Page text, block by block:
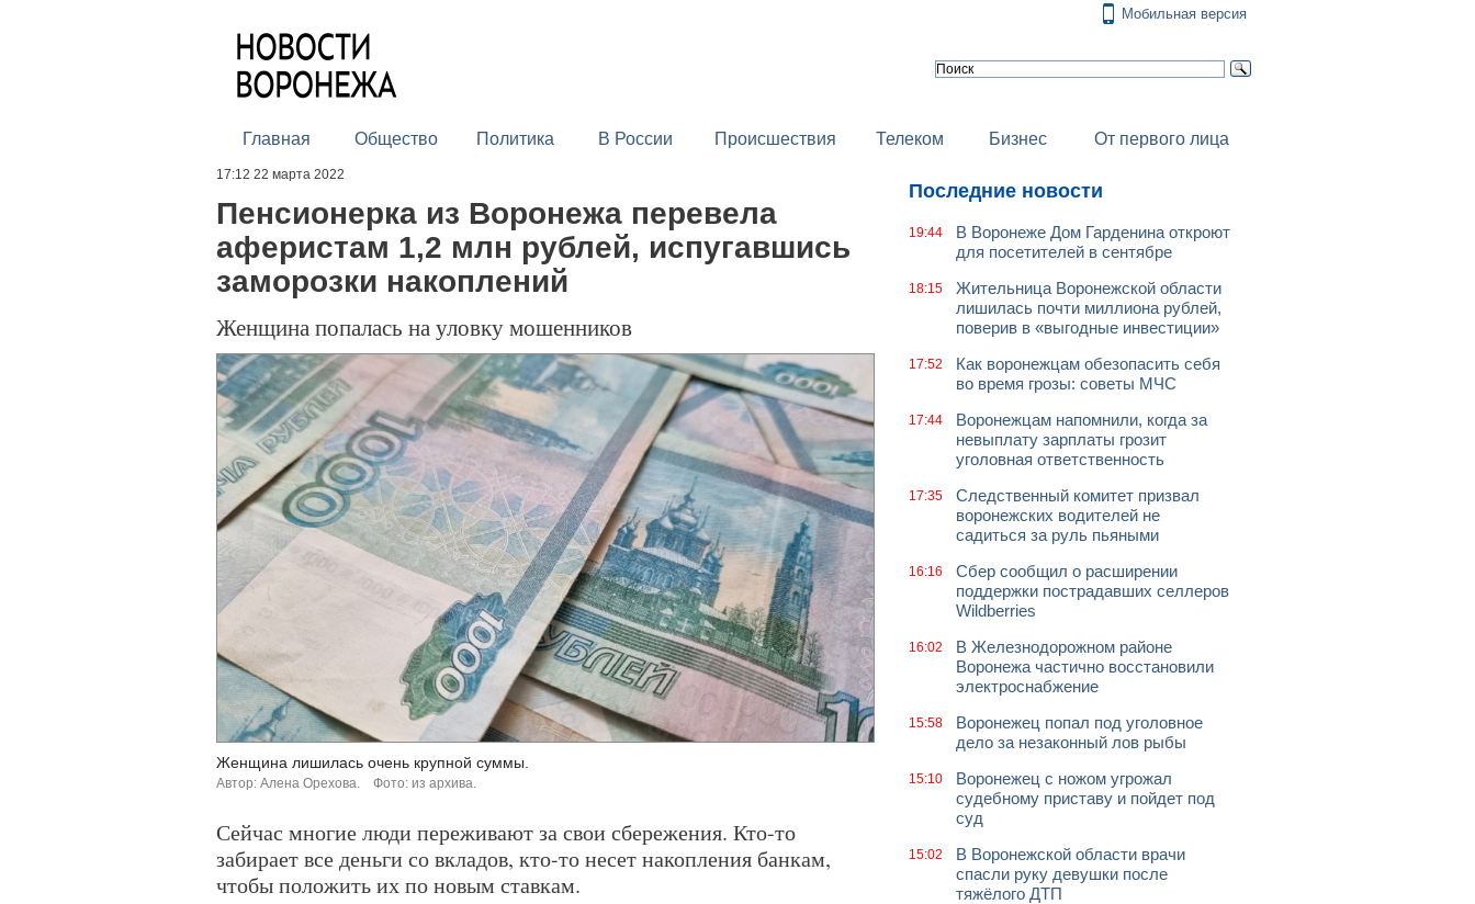
Мобильная версия
Главная Общество Политика В России Происшествия Телеком Бизнес От первого лица
17:12 22 марта 2022
Пенсионерка из Воронежа перевела
аферистам 1,2 млн рублей, испугавшись
заморозки накоплений
Женщина попалась на уловку мошенников
Женщина лишилась очень крупной суммы.
Автор: Алена Орехова. Фото: из архива.
Сейчас многие люди переживают за свои сбережения. Кто-то
забирает все деньги со вкладов, кто-то несет накопления банкам,
чтобы положить их по новым ставкам.
Последние новости
19:44
В Воронеже Дом Гарденина откроют
для посетителей в сентябре
18:15
Жительница Воронежской области
лишилась почти миллиона рублей,
поверив в «выгодные инвестиции»
17:52
Как воронежцам обезопасить себя
во время грозы: советы МЧС
17:44
Воронежцам напомнили, когда за
невыплату зарплаты грозит
уголовная ответственность
17:35
Следственный комитет призвал
воронежских водителей не
садиться за руль пьяными
16:16
Сбер сообщил о расширении
поддержки пострадавших селлеров
Wildberries
16:02
В Железнодорожном районе
Воронежа частично восстановили
электроснабжение
15:58
Воронежец попал под уголовное
дело за незаконный лов рыбы
15:10
Воронежец с ножом угрожал
судебному приставу и пойдет под
суд
15:02
В Воронежской области врачи
спасли руку девушки после
тяжёлого ДТП